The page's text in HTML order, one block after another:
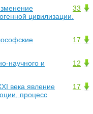
33
цивилизации.
17
12
научного и
17
века явление
процесс